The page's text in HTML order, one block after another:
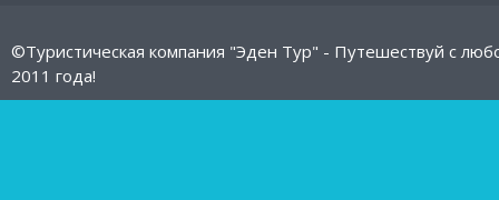
©Туристическая компания "Эден Тур" - Путешествуй с
2011 года!